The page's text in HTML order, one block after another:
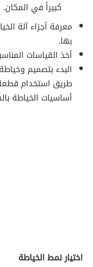
كبيراً في المكان.
معرفة أجزاء آلة
بها.
أخذ القياسات
البدء بتصميم
طريق استخدام
أساسيات الخياطة
اختيار نمط الخياطة